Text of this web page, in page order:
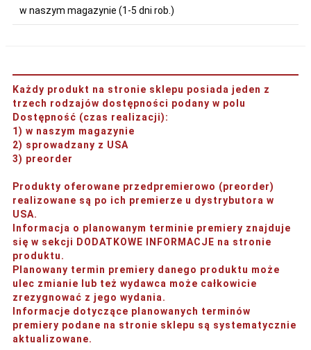
w naszym magazynie (1-5 dni rob.)
Każdy produkt na stronie sklepu posiada jeden z
trzech rodzajów dostępności podany w polu
Dostępność (czas realizacji):
1) w naszym magazynie
2) sprowadzany z USA
3) preorder
Produkty oferowane przedpremierowo (preorder)
realizowane są po ich premierze u dystrybutora w
USA.
Informacja o planowanym terminie premiery znajduje
się w sekcji DODATKOWE INFORMACJE na stronie
produktu.
Planowany termin premiery danego produktu może
ulec zmianie lub też wydawca może całkowicie
zrezygnować z jego wydania.
Informacje dotyczące planowanych terminów
premiery podane na stronie sklepu są systematycznie
aktualizowane.